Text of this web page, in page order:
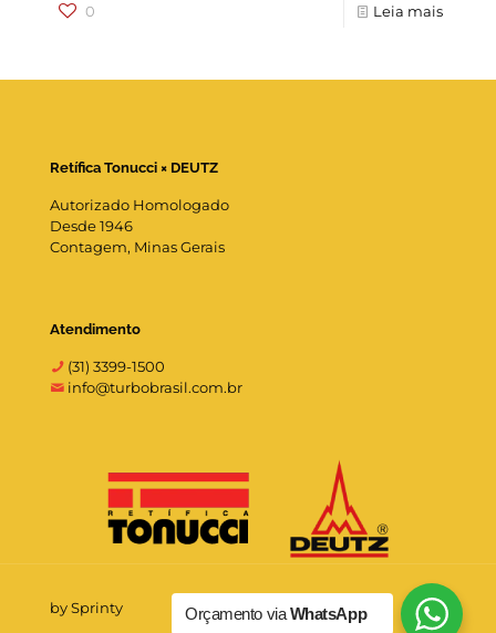
0 Leia mais
Retífica Tonucci × DEUTZ
Autorizado Homologado
Desde 1946
Contagem, Minas Gerais
Atendimento
(31) 3399-1500
info@turbobrasil.com.br
by Sprinty Orçamento viaWhatsApp